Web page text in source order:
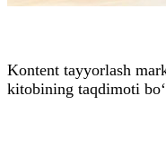
Kontent tayyorlash
kitobining taqdimoti